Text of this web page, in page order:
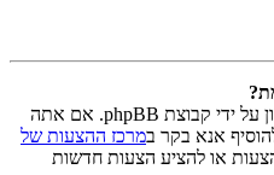
המערכת נכתבה וקיבלה רישיון על ידי קבוצת phpBB. אם אתה
אנא בקר במרכז ההצעות של
או להציע הצעות חדשות